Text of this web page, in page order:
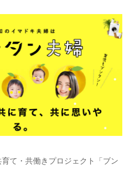
て・共働きプロジェクト「ブン